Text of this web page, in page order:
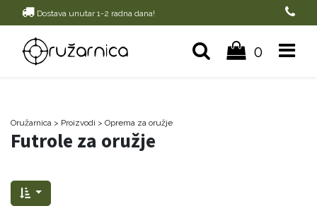
Dostava unutar 1-2 radna dana!
0
Oružarnica > Proizvodi > Oprema za oružje
Futrole za oružje